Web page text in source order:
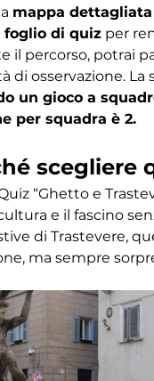
mappa dettagliata
foglio di quiz per
il percorso, potrai
di osservazione.
un gioco a
per squadra è 2.
scegliere
“Ghetto e
e il fascino
di Trastevere,
ma sempre